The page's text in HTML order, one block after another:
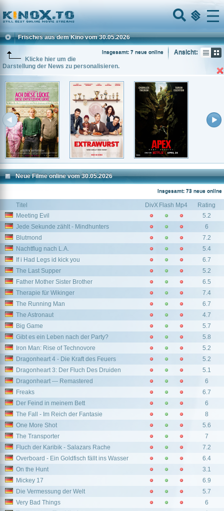
Home
Menu
Frisches aus dem Kino vom 30.05.2026
Ansicht:
Insgesamt: 7 neue online
Klicke hier um die
Darstellung der News zu personalisieren.
Neue Filme online vom 30.05.2026
Insgesamt: 73 neue online
Titel DivX Flash Mp4
Rating
Meeting Evil
5.2
Jede Sekunde zählt - Mindhunters
6
Blutmond
7.2
Nachtflug nach L.A.
5.4
If i Had Legs id kick you
6.7
The Last Supper
5.2
Father Mother Sister Brother
6.5
Therapie für Wikinger
7.4
The Running Man
6.7
The Astronaut
4.7
Big Game
5.7
Gibt es ein Leben nach der Party?
5.8
Iron Man: Rise of Technovore
5.2
Dragonheart 4 - Die Kraft des Feuers
5.2
Dragonheart 3: Der Fluch Des Druiden
5.1
Dragonheart --- Remastered
6
Freaks
6.7
Der Feind in meinem Bett
6
The Fall - Im Reich der Fantasie
8
One More Shot
5.6
The Transporter
7
Fluch der Karibik - Salazars Rache
7.2
Overboard - Ein Goldfisch fällt ins Wasser
6.4
On the Hunt
3.1
Mickey 17
6.9
Die Vermessung der Welt
5.7
Very Bad Things
6